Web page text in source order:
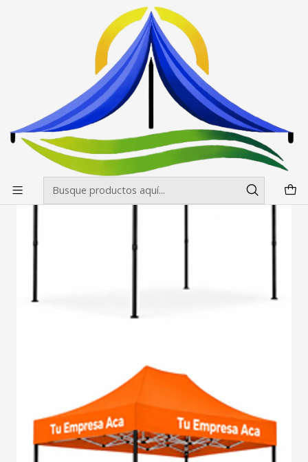
Envíos gratis desde $500.000 en Santiago
Cenefas Toldos 2X3 Cenefas Toldos 2X3